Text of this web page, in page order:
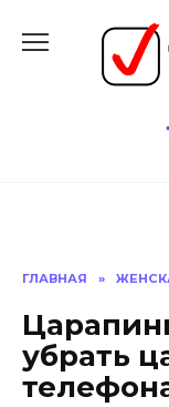
содержанию
ГЛАВНАЯ »
убрать